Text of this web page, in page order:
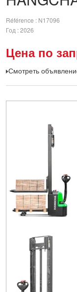
Référence
N17096
Год 2026
Цена по
Смотреть